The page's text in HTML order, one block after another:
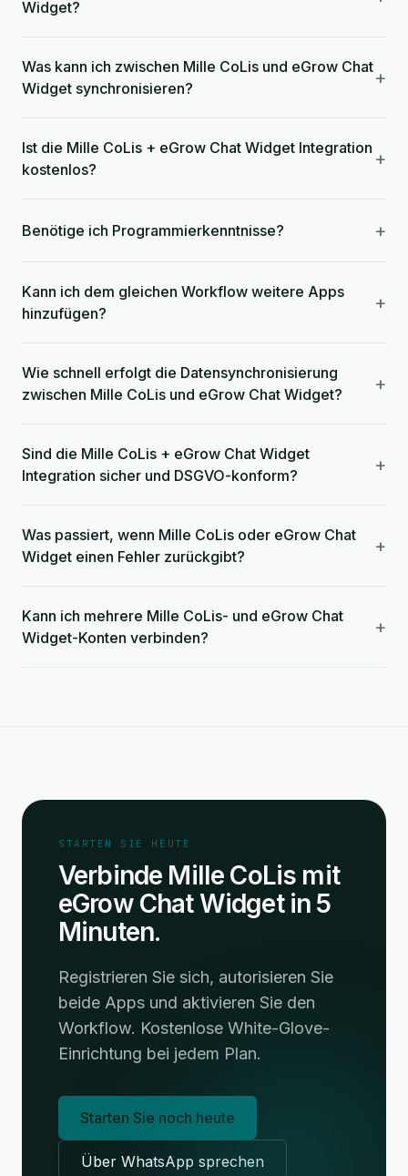
Widget?
Was kann ich zwischen Mille CoLis und eGrow Chat
Widget synchronisieren?
+
Ist die Mille CoLis + eGrow Chat Widget Integration
kostenlos?
+
Benötige ich Programmierkenntnisse? +
Kann ich dem gleichen Workflow weitere Apps
hinzufügen?
+
Wie schnell erfolgt die Datensynchronisierung
zwischen Mille CoLis und eGrow Chat Widget?
+
Sind die Mille CoLis + eGrow Chat Widget
Integration sicher und DSGVO-konform?
+
Was passiert, wenn Mille CoLis oder eGrow Chat
Widget einen Fehler zurückgibt?
+
Kann ich mehrere Mille CoLis- und eGrow Chat
Widget-Konten verbinden?
+
STARTEN SIE HEUTE
Verbinde Mille CoLis mit
eGrow Chat Widget in 5
Minuten.
Registrieren Sie sich, autorisieren Sie
beide Apps und aktivieren Sie den
Workflow. Kostenlose White-Glove-
Einrichtung bei jedem Plan.
Starten Sie noch heute
Über WhatsApp sprechen